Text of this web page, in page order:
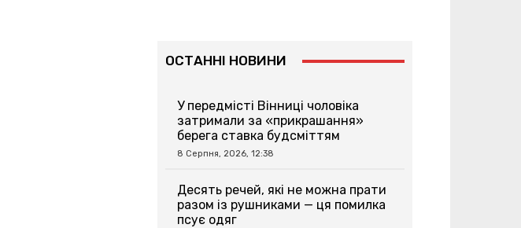
ОСТАННІ НОВИНИ
У передмісті Вінниці чоловіка
затримали за «прикрашання»
берега ставка будсміттям
8 Серпня, 2026, 12:38
Десять речей, які не можна прати
разом із рушниками — ця помилка
псує одяг